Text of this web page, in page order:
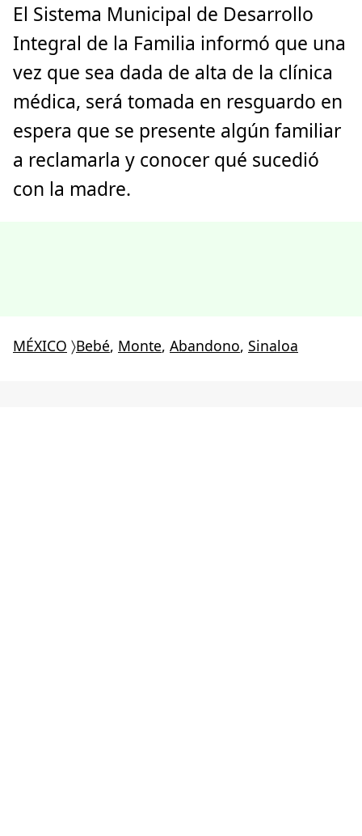
El Sistema Municipal de Desarrollo
Integral de la Familia informó que una
vez que sea dada de alta de la clínica
médica, será tomada en resguardo en
espera que se presente algún familiar
a reclamarla y conocer qué sucedió
con la madre.
MÉXICO 〉Bebé, Monte, Abandono, Sinaloa